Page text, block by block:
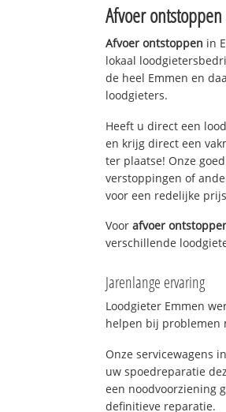
Afvoer ontstoppen
Afvoer ontstoppen in
lokaal
de heel Emmen en
loodgieters.
Heeft u direct een
en krijg direct een
ter plaatse! Onze
verstoppingen of
voor een redelijke
Voorafvoer
verschillende
Jarenlange ervaring
Loodgieter Emmen
helpen bij problemen
Onze servicewagens
uw spoedreparatie
een noodvoorziening
definitieve reparatie.